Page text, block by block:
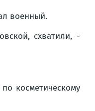
военный.
схватили, -
косметическому